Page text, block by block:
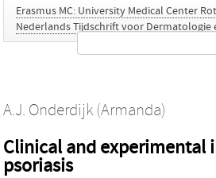
Erasmus MC: University Medical Center
Nederlands Tijdschrift voor Dermatologie
A.J. Onderdijk (Armanda)
Clinical and experimental
psoriasis